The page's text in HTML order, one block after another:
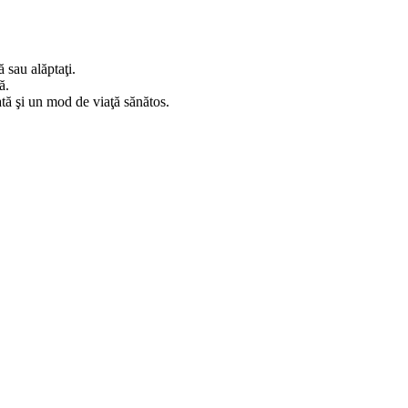
sau alăptaţi.
şi un mod de viaţă sănătos.